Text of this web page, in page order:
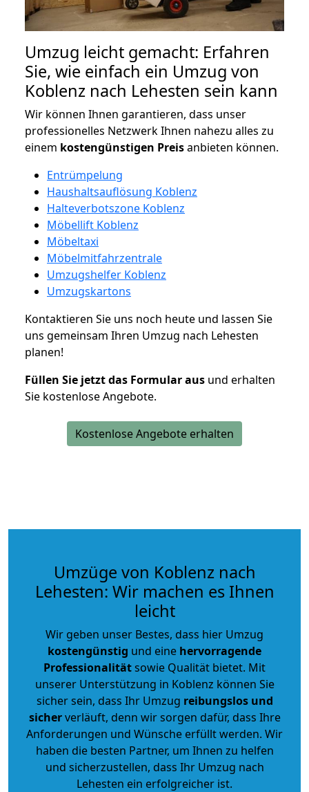
Umzug leicht gemacht: Erfahren
Sie, wie einfach ein Umzug von
Koblenz nach Lehesten sein kann
Wir können Ihnen garantieren, dass unser
professionelles Netzwerk Ihnen nahezu alles zu
einem kostengünstigen Preisanbieten können.
Entrümpelung
Haushaltsauflösung Koblenz
Halteverbotszone Koblenz
Möbellift Koblenz
Möbeltaxi
Möbelmitfahrzentrale
Umzugshelfer Koblenz
Umzugskartons
Kontaktieren Sie uns noch heute und lassen Sie
uns gemeinsam Ihren Umzug nach Lehesten
planen!
Füllen Sie jetzt das Formular aus und erhalten
Sie kostenlose Angebote.
Kostenlose Angebote erhalten
Umzüge von Koblenz nach
Lehesten: Wir machen es Ihnen
leicht
Wir geben unser Bestes, dass hier Umzug
kostengünstig und eine hervorragende
Professionalitätsowie Qualität bietet. Mit
unserer Unterstützung in Koblenz können Sie
sicher sein, dass Ihr Umzug reibungslos und
sicherverläuft, denn wir sorgen dafür, dass Ihre
Anforderungen und Wünsche erfüllt werden. Wir
haben die besten Partner, um Ihnen zu helfen
und sicherzustellen, dass Ihr Umzug nach
Lehesten ein erfolgreicher ist.